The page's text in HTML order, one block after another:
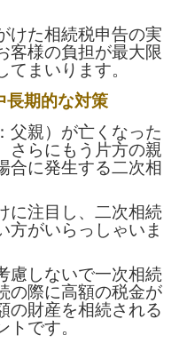
けた相続税申告の実
客様の負担が最大限
まいります。
長期的な対策
父親）が亡くなった
さらにもう片方の親
合に発生する二次相
に注目し、二次相続
方がいらっしゃいま
慮しないで一次相続
の際に高額の税金が
の財産を相続される
です。